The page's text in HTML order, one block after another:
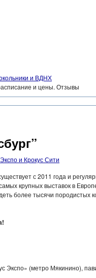
и ВДНХ
и цены. Отзывы
и Крокус Сити
с 2011 года и
крупных выставок в
более тысячи породистых
Экспо» (метро Мякинино),